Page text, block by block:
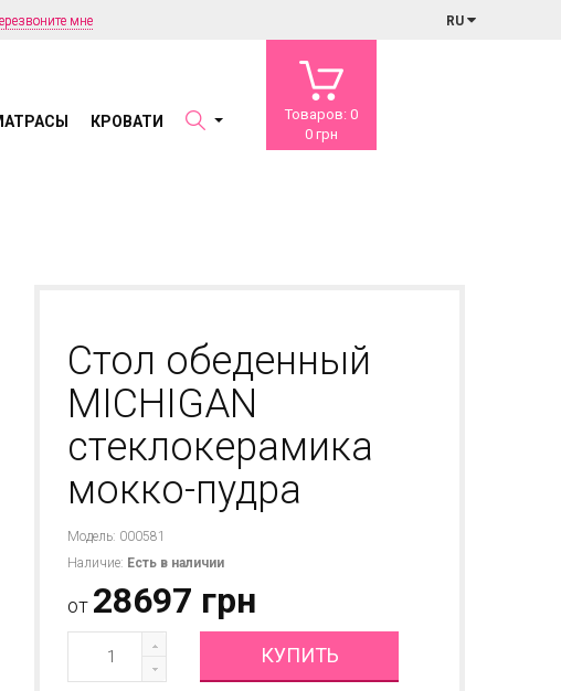
мне RU
КРОВАТИ
Товаров: 0
0 грн
Стол обеденный
MICHIGAN
стеклокерамика
мокко-пудра
Модель: 000581
Наличие: Есть в наличии
от 28697 грн
КУПИТЬ